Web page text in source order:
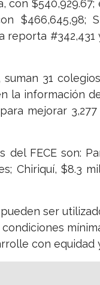
con
$466,645,98;
reporta
suman 31
la información
mejorar
FECE son:
Chiriquí, $8.3
ser
con equidad